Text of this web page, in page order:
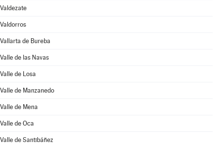
Valdezate
Valdorros
Vallarta de Bureba
Valle de las Navas
Valle de Losa
Valle de Manzanedo
Valle de Mena
Valle de Oca
Valle de Santibáñez